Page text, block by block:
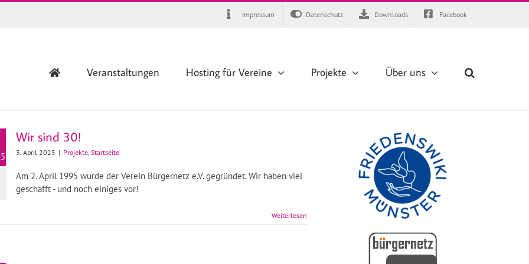
Impressum Datenschutz Downloads Facebook
Veranstaltungen Hosting für Vereine Projekte Über uns
Wir sind 30!
3. April 2025 | Projekte, Startseite
Am 2. April 1995 wurde der Verein Bürgernetz e.V. gegründet. Wir haben viel
geschafft - und noch einiges vor!
Weiterlesen